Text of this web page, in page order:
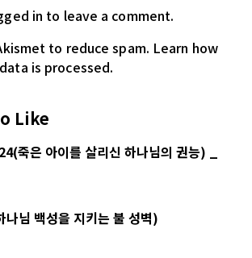
in to leave a comment.
to reduce spam. Learn how
is processed.
Like
죽은 아이를 살리신 하나님의 권능) _
님 백성을 지키는 불 성벽)